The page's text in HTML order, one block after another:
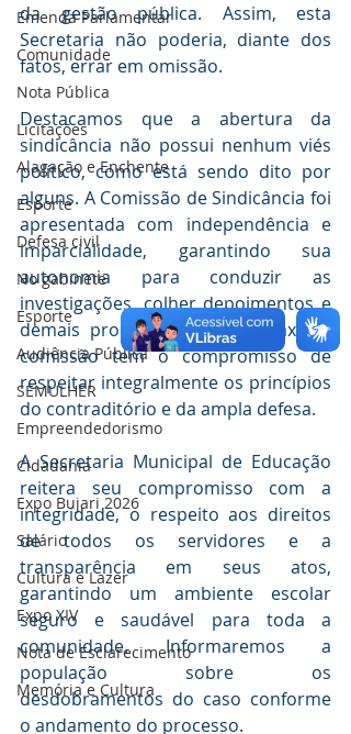
Emenda Parlamentar
Comunidade
Nota Pública
Licitações
Alagação e Enchente
Esporte
Defesa civil
No gabinete
Esporte
Audiência Pública
SEMULHER
Empreendedorismo
Cidadania
Expo Bujari 2026
Salário
Cultura e Lazer
Expo XIV
Nota de Esclarecimento
Memória e Cultura
da gestão pública. Assim, esta
Secretaria não poderia, diante dos
fatos, errar em omissão.
Destacamos que a abertura da
sindicância não possui nenhum viés
político, como está sendo dito por
alguns. A Comissão de Sindicância foi
apresentada com independência e
imparcialidade, garantindo sua
autonomia para conduzir as
investigações, colher depoimentos e
demais procedimentos de praxe. A
comissão tem o compromisso de
respeitar integralmente os princípios
do contraditório e da ampla defesa.
A Secretaria Municipal de Educação
reitera seu compromisso com a
integridade, o respeito aos direitos
de todos os servidores e a
transparência em seus atos,
garantindo um ambiente escolar
seguro e saudável para toda a
comunidade. Informaremos a
população sobre os
desdobramentos do caso conforme
o andamento do processo.